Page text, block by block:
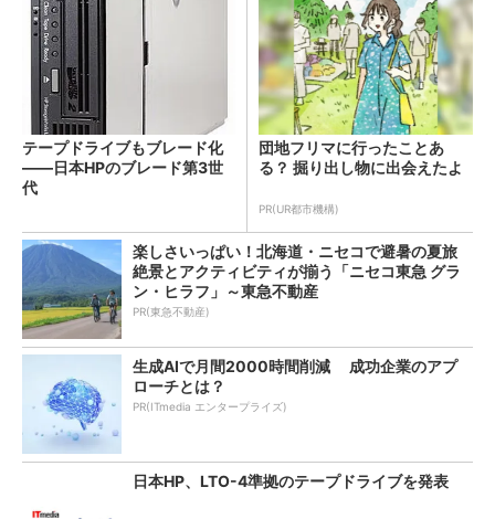
テープドライブもブレード化
――日本HPのブレード第3世
代
団地フリマに行ったことあ
る？ 掘り出し物に出会えたよ
PR(UR都市機構)
楽しさいっぱい！北海道・ニセコで避暑の夏旅
絶景とアクティビティが揃う「ニセコ東急 グラ
ン・ヒラフ」～東急不動産
PR(東急不動産)
生成AIで月間2000時間削減 成功企業のアプ
ローチとは？
PR(ITmedia エンタープライズ)
日本HP、LTO-4準拠のテープドライブを発表